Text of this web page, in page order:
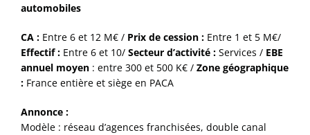
automobiles
CA : Entre 6 et 12 M€ / Prix de cession : Entre 1 et 5 M€/
Effectif : Entre 6 et 10/ Secteur d’activité : Services / EBE
annuel moyen : entre 300 et 500 K€ / Zone géographique
: France entière et siège en PACA
Annonce :
Modèle : réseau d’agences franchisées, double canal